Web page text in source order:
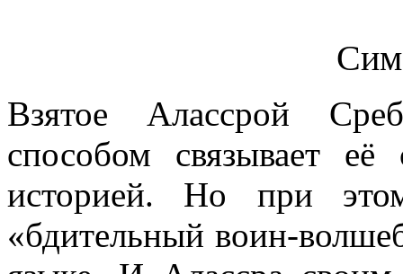
Взятое Алассрой
способом связывает
историей. Но при
«бдительный воин-